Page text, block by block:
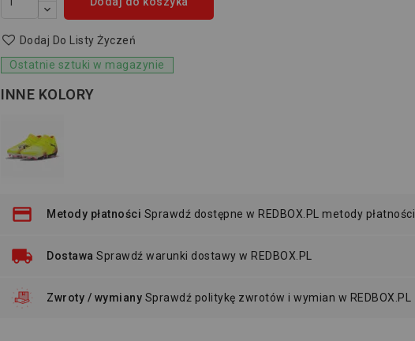
Dodaj Do Listy Życzeń
Ostatnie sztuki w magazynie
INNE KOLORY
Metody płatności Sprawdź dostępne w REDBOX.PL metody płatności
Dostawa Sprawdź warunki dostawy w REDBOX.PL
Zwroty / wymiany Sprawdź politykę zwrotów i wymian w REDBOX.PL